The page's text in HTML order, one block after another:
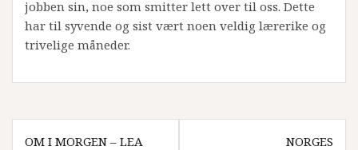
jobben sin, noe som smitter lett over til oss. Dette
har til syvende og sist vært noen veldig lærerike og
trivelige måneder.
Innleggsnavigasjon
OM I MORGEN – LEA
NORGES